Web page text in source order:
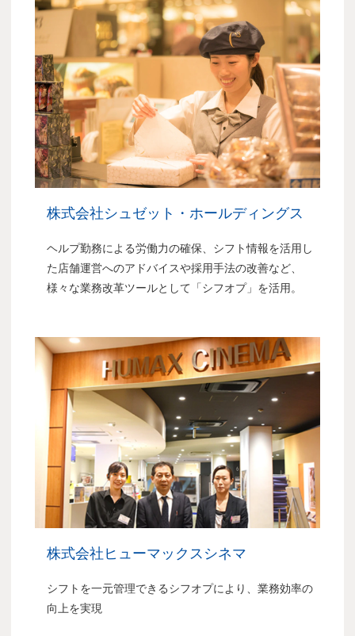
株式会社シュゼット・ホールディングス
ヘルプ勤務による労働力の確保、シフト情報を活用し
た店舗運営へのアドバイスや採用手法の改善など、
様々な業務改革ツールとして「シフオプ」を活用。
株式会社ヒューマックスシネマ
シフトを一元管理できるシフオプにより、業務効率の
向上を実現